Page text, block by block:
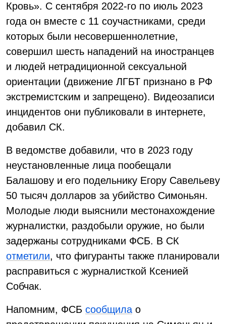
Кровь». С сентября 2022-го по июль 2023
года он вместе с 11 соучастниками, среди
которых были несовершеннолетние,
совершил шесть нападений на иностранцев
и людей нетрадиционной сексуальной
ориентации (движение ЛГБТ признано в РФ
экстремистским и запрещено). Видеозаписи
инцидентов они публиковали в интернете,
добавил СК.
В ведомстве добавили, что в 2023 году
неустановленные лица пообещали
Балашову и его подельнику Егору Савельеву
50 тысяч долларов за убийство Симоньян.
Молодые люди выяснили местонахождение
журналистки, раздобыли оружие, но были
задержаны сотрудниками ФСБ. В СК
отметили, что фигуранты также планировали
расправиться с журналисткой Ксенией
Собчак.
Напомним, ФСБ сообщила о